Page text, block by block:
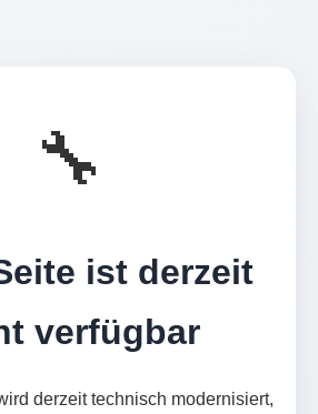
🔧
ist derzeit
verfügbar
derzeit technisch modernisiert,